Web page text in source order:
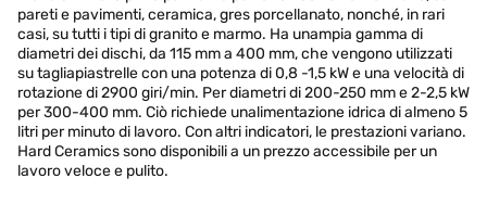
pareti e pavimenti, ceramica, gres porcellanato, nonché, in rari
casi, su tutti i tipi di granito e marmo. Ha unampia gamma di
diametri dei dischi, da 115 mm a 400 mm, che vengono utilizzati
su tagliapiastrelle con una potenza di 0,8 -1,5 kW e una velocità di
rotazione di 2900 giri/min. Per diametri di 200-250 mm e 2-2,5 kW
per 300-400 mm. Ciò richiede unalimentazione idrica di almeno 5
litri per minuto di lavoro. Con altri indicatori, le prestazioni variano.
Hard Ceramics sono disponibili a un prezzo accessibile per un
lavoro veloce e pulito.